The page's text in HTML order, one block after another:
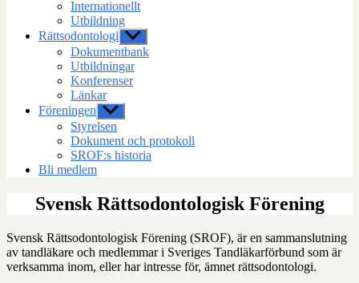
Internationellt
Utbildning
Rättsodontologi Visa
undermeny
Dokumentbank
Utbildningar
Konferenser
Länkar
Föreningen Visa
undermeny
Styrelsen
Dokument och protokoll
SROF:s historia
Bli medlem
Svensk Rättsodontologisk Förening
Svensk Rättsodontologisk Förening (SROF), är en sammanslutning
av tandläkare och medlemmar i Sveriges Tandläkarförbund som är
verksamma inom, eller har intresse för, ämnet rättsodontologi.